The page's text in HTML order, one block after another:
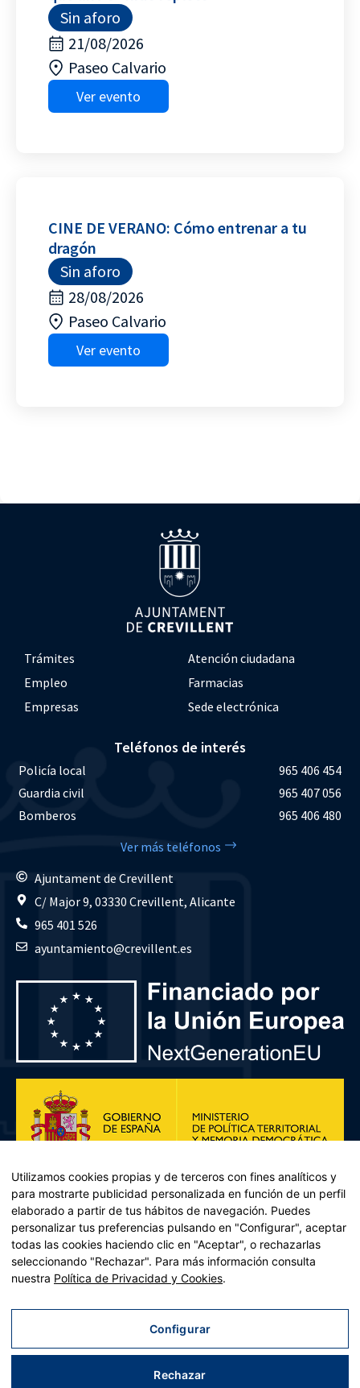
Sin aforo
21/08/2026
Paseo Calvario
Ver evento
CINE DE VERANO: Cómo entrenar a tu
dragón
Sin aforo
28/08/2026
Paseo Calvario
Ver evento
Trámites
Atención ciudadana
Empleo
Farmacias
Empresas
Sede electrónica
Teléfonos de interés
Policía local
965 406 454
Guardia civil
965 407 056
Bomberos
965 406 480
Ver más teléfonos
Ajuntament de Crevillent
C/ Major 9, 03330 Crevillent, Alicante
965 401 526
ayuntamiento@crevillent.es
Plan de Recuperación, Transformación y Resiliencia – Financiado por
Recuperación y resiliencia, establecido por el Reglamento (UE)
2021/241 del Parlamento Europeo y del Consejo, de 12 de febrero
Utilizamos cookies propias y de terceros con fines analíticos y
para mostrarte publicidad personalizada en función de un perfil
elaborado a partir de tus hábitos de navegación. Puedes
personalizar tus preferencias pulsando en "Configurar", aceptar
todas las cookies haciendo clic en "Aceptar", o rechazarlas
seleccionando "Rechazar". Para más información consulta
nuestra Política de Privacidad y Cookies.
Configurar
Rechazar